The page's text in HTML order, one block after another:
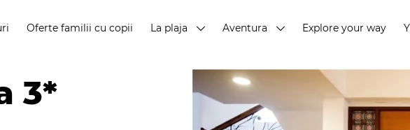
Oferte familii cu copii La plaja Aventura Explore your way
3*